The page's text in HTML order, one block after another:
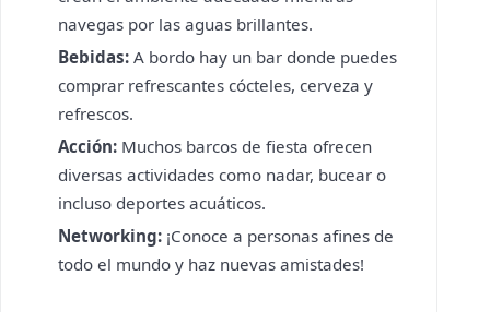
navegas por las aguas brillantes.
Bebidas: A bordo hay un bar donde puedes
comprar refrescantes cócteles, cerveza y
refrescos.
Acción: Muchos barcos de fiesta ofrecen
diversas actividades como nadar, bucear o
incluso deportes acuáticos.
Networking: ¡Conoce a personas afines de
todo el mundo y haz nuevas amistades!